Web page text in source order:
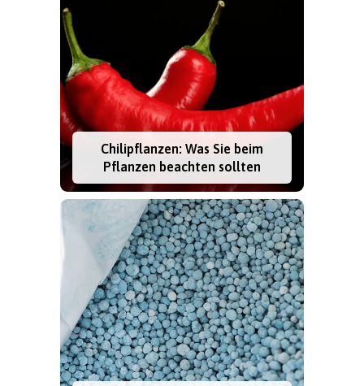
Chilipflanzen: Was Sie beim
Pflanzen beachten sollten